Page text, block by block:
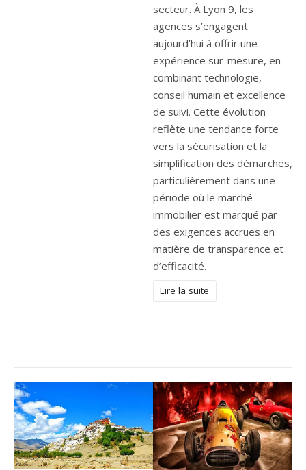
secteur. À Lyon 9, les
agences s’engagent
aujourd’hui à offrir une
expérience sur-mesure, en
combinant technologie,
conseil humain et excellence
de suivi. Cette évolution
reflète une tendance forte
vers la sécurisation et la
simplification des démarches,
particulièrement dans une
période où le marché
immobilier est marqué par
des exigences accrues en
matière de transparence et
d’efficacité.
Lire la suite